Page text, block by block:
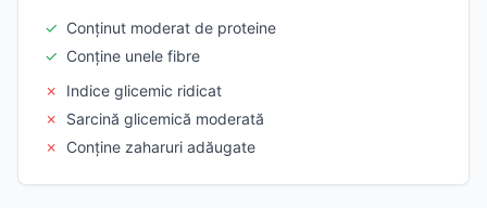
✓ Conținut moderat de proteine
✓ Conține unele fibre
✗
Indice glicemic ridicat
✗
Sarcină glicemică moderată
✗
Conține zaharuri adăugate